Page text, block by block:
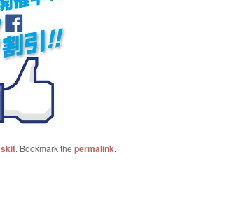
skit. Bookmark the permalink.